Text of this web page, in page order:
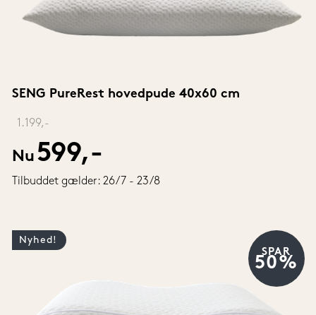
SENG PureRest hovedpude 40x60 cm
1.199,-
Nu 599,-
Tilbuddet gælder: 26/7 - 23/8
SPAR
50%
Nyhed!